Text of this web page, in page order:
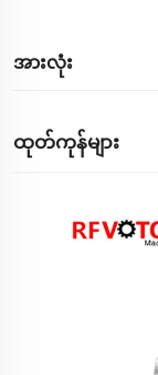
အားလုံး
ထုတ်ကုန်များ